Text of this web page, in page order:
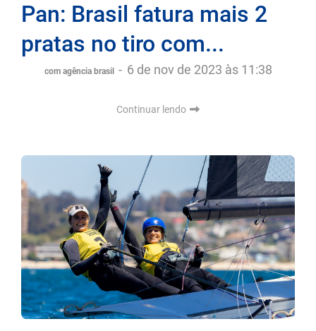
Pan: Brasil fatura mais 2
pratas no tiro com...
com agência brasil - 6 de nov de 2023 às 11:38
Continuar lendo